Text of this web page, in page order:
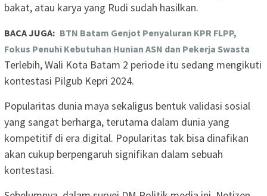
bakat, atau karya yang Rudi sudah hasilkan.
BACA JUGA: BTN Batam Genjot Penyaluran KPR FLPP,
Fokus Penuhi Kebutuhan Hunian ASN dan Pekerja Swasta
Terlebih, Wali Kota Batam 2 periode itu sedang mengikuti
kontestasi Pilgub Kepri 2024.
Popularitas dunia maya sekaligus bentuk validasi sosial
yang sangat berharga, terutama dalam dunia yang
kompetitif di era digital. Popularitas tak bisa dinafikan
akan cukup berpengaruh signifikan dalam sebuah
kontestasi.